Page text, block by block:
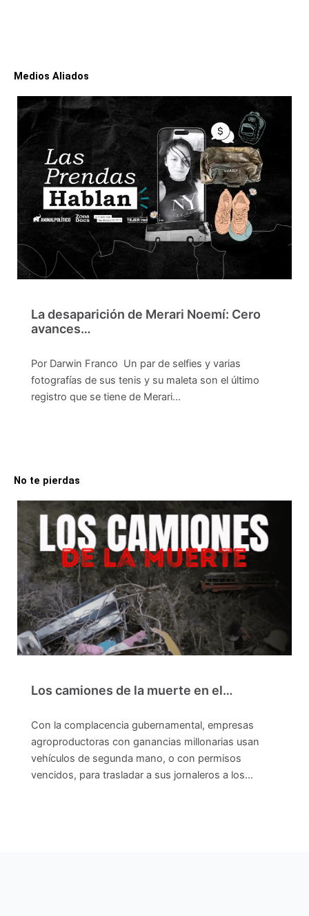
Medios Aliados
La desaparición de Merari Noemí: Cero
avances…
Por Darwin Franco Un par de selfies y varias
fotografías de sus tenis y su maleta son el último
registro que se tiene de Merari…
No te pierdas
Los camiones de la muerte en el…
Con la complacencia gubernamental, empresas
agroproductoras con ganancias millonarias usan
vehículos de segunda mano, o con permisos
vencidos, para trasladar a sus jornaleros a los…